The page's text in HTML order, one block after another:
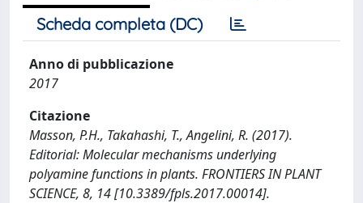
Scheda completa (DC)
Anno di pubblicazione
2017
Citazione
Masson, P.H., Takahashi, T., Angelini, R. (2017).
Editorial: Molecular mechanisms underlying
polyamine functions in plants. FRONTIERS IN PLANT
SCIENCE, 8, 14 [10.3389/fpls.2017.00014].